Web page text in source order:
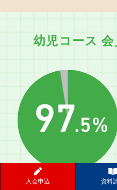
幼児コース
入会申込 資料